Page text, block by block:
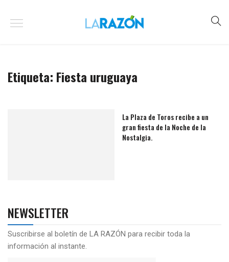
Etiqueta: Fiesta uruguaya
La Plaza de Toros recibe a un
gran fiesta de la Noche de la
Nostalgia.
NEWSLETTER
Suscribirse al boletín de LA RAZÓN para recibir toda la
información al instante.